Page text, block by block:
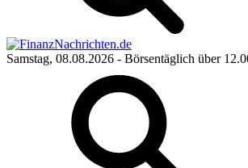
Samstag, 08.08.2026 - Börsentäglich über